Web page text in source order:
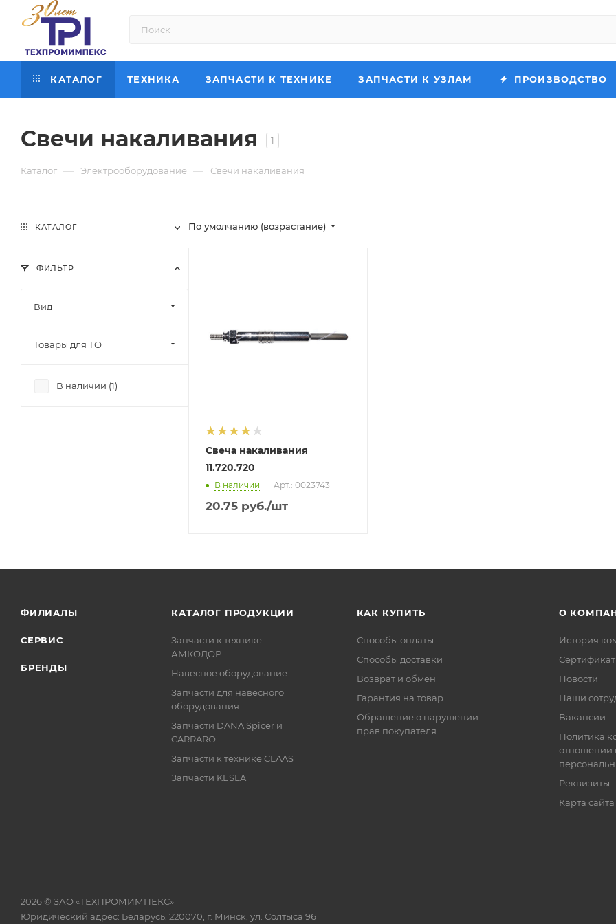
КАТАЛОГ ТЕХНИКА ЗАПЧАСТИ К ТЕХНИКЕ ЗАПЧАСТИ К УЗЛАМ ПРОИЗВОДСТВО
Свечи накаливания 1
Каталог — Электрооборудование — Свечи накаливания
По умолчанию (возрастание)
Свеча накаливания
11.720.720
В наличии Арт.: 0023743
20.75 руб./шт
КАТАЛОГ
ФИЛЬТР
Вид
Товары для ТО
В наличии (1)
ФИЛИАЛЫ
СЕРВИС
БРЕНДЫ
КАТАЛОГ ПРОДУКЦИИ
Запчасти к технике
АМКОДОР
Навесное оборудование
Запчасти для навесного
оборудования
Запчасти DANA Spicer и
CARRARO
Запчасти к технике CLAAS
Запчасти KESLA
КАК КУПИТЬ
Способы оплаты
Способы доставки
Возврат и обмен
Гарантия на товар
Обращение о нарушении
прав покупателя
О
История
Новости
Наши
Вакансии
Политика
отношении
Реквизиты
Карта сайта
2026 © ЗАО «ТЕХПРОМИМПЕКС»
Юридический адрес: Беларусь, 220070, г. Минск, ул. Солтыса 96